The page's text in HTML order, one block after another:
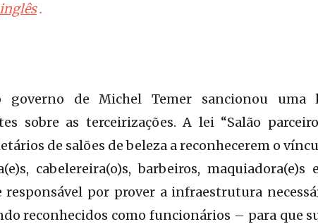
inglês.
governo de Michel Temer sancionou uma
sobre as terceirizações. A lei “Salão
de salões de beleza a reconhecerem o
cabelereira(o)s, barbeiros, maquiadora(e)s
por prover a infraestrutura
reconhecidos como funcionários – para que